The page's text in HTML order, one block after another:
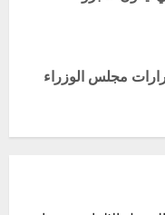
مجلس الوزراء